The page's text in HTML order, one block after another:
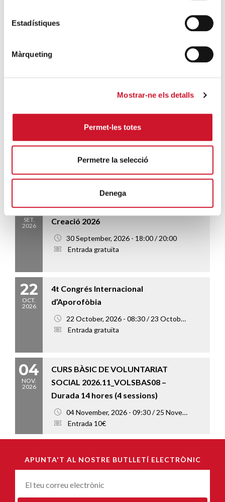
Estadístiques
Màrqueting
Mostrar-ne els detalls
Permet-les totes
Permetre la selecció
Denega
2026
CURS BÀSIC DE VOLUNTARIAT
SOCIAL 2026.09_VOLSBAS07 –
Entrada 10€
30
SET.
2026
Celebració ecumènica Temps de la
Creació 2026
30 September, 2026 - 18:00 / 20:00
Entrada gratuïta
22
OCT.
2026
4t Congrés Internacional
d’Aporofòbia
22 October, 2026 - 08:30 / 23 October, 2026 - 18:00
Entrada gratuïta
04
NOV.
2026
CURS BÀSIC DE VOLUNTARIAT
SOCIAL 2026.11_VOLSBAS08 –
Durada 14 hores (4 sessions)
04 November, 2026 - 09:30 / 25 November, 2026 - 13:00
Entrada 10€
APUNTA'T AL NOSTRE BUTLLETÍ ELECTRÒNIC
Correu-